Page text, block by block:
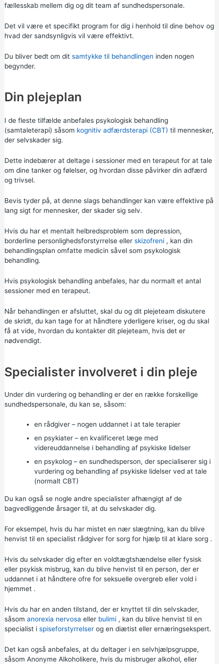
fællesskab mellem dig og dit team af sundhedspersonale.
Det vil være et specifikt program for dig i henhold til dine behov og
hvad der sandsynligvis vil være effektivt.
Du bliver bedt om dit samtykke til behandlingen inden nogen
begynder.
Din plejeplan
I de fleste tilfælde anbefales psykologisk behandling
(samtaleterapi) såsom kognitiv adfærdsterapi (CBT) til mennesker,
der selvskader sig.
Dette indebærer at deltage i sessioner med en terapeut for at tale
om dine tanker og følelser, og hvordan disse påvirker din adfærd
og trivsel.
Bevis tyder på, at denne slags behandlinger kan være effektive på
lang sigt for mennesker, der skader sig selv.
Hvis du har et mentalt helbredsproblem som depression,
borderline personlighedsforstyrrelse eller skizofreni, kan din
behandlingsplan omfatte medicin såvel som psykologisk
behandling.
Hvis psykologisk behandling anbefales, har du normalt et antal
sessioner med en terapeut.
Når behandlingen er afsluttet, skal du og dit plejeteam diskutere
de skridt, du kan tage for at håndtere yderligere kriser, og du skal
få at vide, hvordan du kontakter dit plejeteam, hvis det er
nødvendigt.
Specialister involveret i din pleje
Under din vurdering og behandling er der en række forskellige
sundhedspersonale, du kan se, såsom:
en rådgiver – nogen uddannet i at tale terapier
en psykiater – en kvalificeret læge med
videreuddannelse i behandling af psykiske lidelser
en psykolog – en sundhedsperson, der specialiserer sig i
vurdering og behandling af psykiske lidelser ved at tale
(normalt CBT)
Du kan også se nogle andre specialister afhængigt af de
bagvedliggende årsager til, at du selvskader dig.
For eksempel, hvis du har mistet en nær slægtning, kan du blive
henvist til en specialist rådgiver for sorg for hjælp til at klare sorg.
Hvis du selvskader dig efter en voldtægtshændelse eller fysisk
eller psykisk misbrug, kan du blive henvist til en person, der er
uddannet i at håndtere ofre for seksuelle overgreb eller vold i
hjemmet.
Hvis du har en anden tilstand, der er knyttet til din selvskader,
såsom anorexia nervosa eller bulimi, kan du blive henvist til en
specialist i spiseforstyrrelserog en diætist eller ernæringsekspert.
Det kan også anbefales, at du deltager i en selvhjælpsgruppe,
såsom Anonyme Alkoholikere, hvis du misbruger alkohol, eller